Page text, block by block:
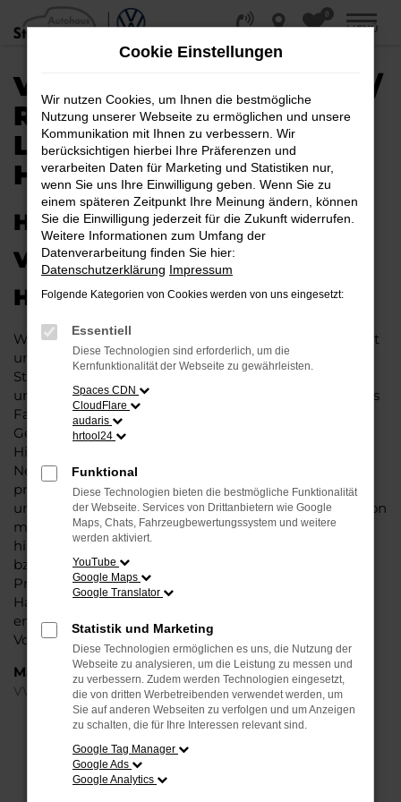
Zum
Hauptinhalt
0
MENÜ
VW ID.7 EU-NEUWAGEN /
REIMPORT |
LIEFERSERVICE NACH
HAMBURG
HERAUSRAGENDE QUALITÄT:
VW ID.7 EU-NEUWAGEN FÜR
HAMBURG
Wer in puncto Qualität keinerlei Kompromisse eingeht
und bei Fahrten durch Hamburg auf dem neuesten
Stand der Automobiltechnik sein möchte, landet
unweigerlich bei einem VW ID.7 EU-Neuwagen. Dieses
Fahrzeug überzeugt vor allem in der aktuellen
Generation in den Vergleichstests und gilt in vielerlei
Hinsicht als Trendsetter. Wenn Sie Ihren VW ID.7 EU-
Neuwagen für Hamburg bei Steinböhmer kaufen,
profitieren Sie gleich mehrfach. So bieten wir einen
umfangreichen Service und bringen eine Erfahrung von
mehr als 80 Jahren in die Beratung mit ein. Darüber
hinaus sichern Sie sich bei jedem Kauf einen Rabatt
bzw. Nachlass, der teilweise im zweistelligen
Prozentbereich liegt. VW ID.7 EU-Neuwagen für
Hamburg sind bei uns auch im Leasing zu haben und
entsprechend zu 100 Prozent Ihren individuellen
Vorstellungen.
Marken
VW
FEHLER: NETWORK ERROR
Beim Laden ist ein Fehler aufgetreten.
Cookie Einstellungen
Wir nutzen Cookies, um Ihnen die bestmögliche
Nutzung unserer Webseite zu ermöglichen und unsere
Kommunikation mit Ihnen zu verbessern. Wir
berücksichtigen hierbei Ihre Präferenzen und
verarbeiten Daten für Marketing und Statistiken nur,
wenn Sie uns Ihre Einwilligung geben. Wenn Sie zu
einem späteren Zeitpunkt Ihre Meinung ändern, können
Sie die Einwilligung jederzeit für die Zukunft widerrufen.
Weitere Informationen zum Umfang der
Datenverarbeitung finden Sie hier:
Datenschutzerklärung Impressum
Folgende Kategorien von Cookies werden von uns eingesetzt:
Essentiell
Diese Technologien sind erforderlich, um die
Kernfunktionalität der Webseite zu gewährleisten.
Spaces CDN
CloudFlare
audaris
hrtool24
Funktional
Diese Technologien bieten die bestmögliche Funktionalität
der Webseite. Services von Drittanbietern wie Google
Maps, Chats, Fahrzeugbewertungssystem und weitere
werden aktiviert.
YouTube
Google Maps
Google Translator
Statistik und Marketing
Diese Technologien ermöglichen es uns, die Nutzung der
Webseite zu analysieren, um die Leistung zu messen und
zu verbessern. Zudem werden Technologien eingesetzt,
die von dritten Werbetreibenden verwendet werden, um
Sie auf anderen Webseiten zu verfolgen und um Anzeigen
zu schalten, die für Ihre Interessen relevant sind.
Google Tag Manager
Google Ads
Google Analytics